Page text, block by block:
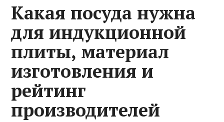
Какая посуда нужна
для индукционной
плиты, материал
изготовления и
рейтинг
производителей